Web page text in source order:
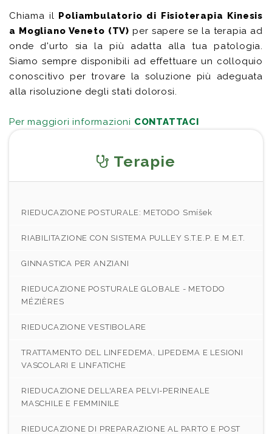
Chiama il Poliambulatorio di Fisioterapia Kinesis
a Mogliano Veneto (TV) per sapere se la terapia ad
onde d'urto sia la più adatta alla tua patologia.
Siamo sempre disponibili ad effettuare un colloquio
conoscitivo per trovare la soluzione più adeguata
alla risoluzione degli stati dolorosi.
Per maggiori informazioni CONTATTACI
Terapie
RIEDUCAZIONE POSTURALE: METODO Smíšek
RIABILITAZIONE CON SISTEMA PULLEY S.T.E.P. E M.E.T.
GINNASTICA PER ANZIANI
RIEDUCAZIONE POSTURALE GLOBALE - METODO
MÉZIÈRES
RIEDUCAZIONE VESTIBOLARE
TRATTAMENTO DEL LINFEDEMA, LIPEDEMA E LESIONI
VASCOLARI E LINFATICHE
RIEDUCAZIONE DELL'AREA PELVI-PERINEALE
MASCHILE E FEMMINILE
RIEDUCAZIONE DI PREPARAZIONE AL PARTO E POST